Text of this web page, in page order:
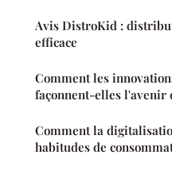
Avis DistroKid :
efficace
Comment les
façonnent-elles l'avenir
Comment la
habitudes de